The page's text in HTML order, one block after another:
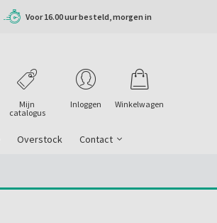
Voor 16.00 uur besteld, morgen in
Winkelwagen
Inloggen
Mijn
catalogus
Overstock Contact